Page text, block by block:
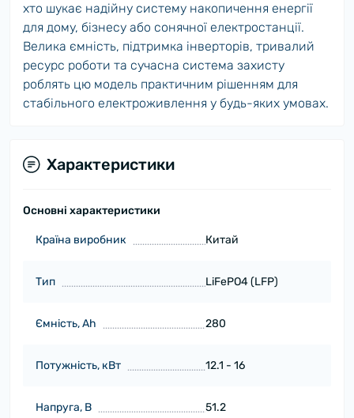
хто шукає надійну систему накопичення енергії
для дому, бізнесу або сонячної електростанції.
Велика ємність, підтримка інверторів, тривалий
ресурс роботи та сучасна система захисту
роблять цю модель практичним рішенням для
стабільного електроживлення у будь-яких умовах.
Характеристики
Основні характеристики
Країна виробник Китай
Тип LiFePO4 (LFP)
Ємність, Ah 280
Потужність, кВт 12.1 - 16
Напруга, В 51.2